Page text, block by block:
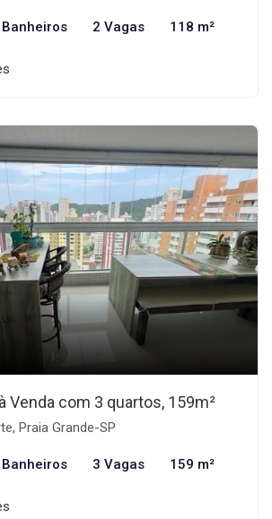
2 Vagas 118 m²
Venda com 3 quartos, 159m²
Praia Grande-SP
3 Vagas 159 m²